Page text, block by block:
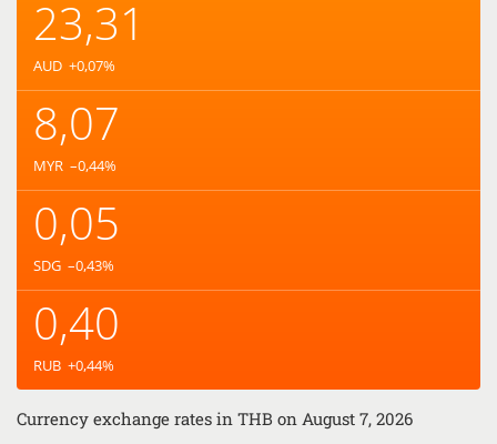
23,31
AUD +0,07%
8,07
MYR –0,44%
0,05
SDG –0,43%
0,40
RUB +0,44%
Currency exchange rates in THB on August 7, 2026